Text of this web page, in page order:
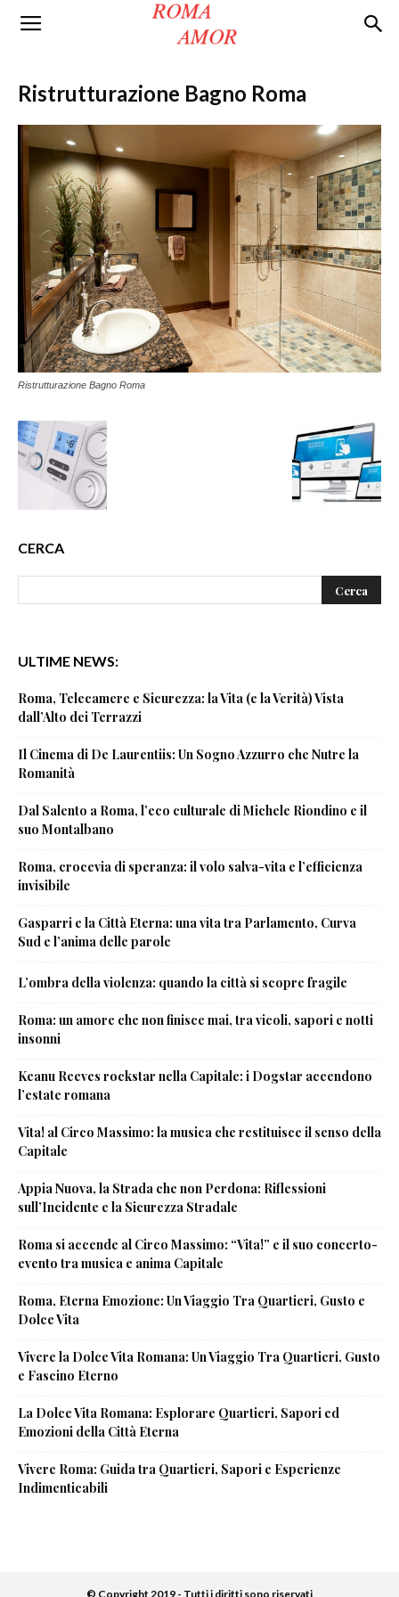
Roma
AmorRistrutturazione Bagno Roma
Ristrutturazione Bagno Roma
CERCA
ULTIME NEWS:
Roma, Telecamere e Sicurezza: la Vita (e la Verità) Vista
dall’Alto dei Terrazzi
Il Cinema di De Laurentiis: Un Sogno Azzurro che Nutre la
Romanità
Dal Salento a Roma, l’eco culturale di Michele Riondino e il
suo Montalbano
Roma, crocevia di speranza: il volo salva-vita e l’efficienza
invisibile
Gasparri e la Città Eterna: una vita tra Parlamento, Curva
Sud e l’anima delle parole
L’ombra della violenza: quando la città si scopre fragile
Roma: un amore che non finisce mai, tra vicoli, sapori e notti
insonni
Keanu Reeves rockstar nella Capitale: i Dogstar accendono
l’estate romana
Vita! al Circo Massimo: la musica che restituisce il senso della
Capitale
Appia Nuova, la Strada che non Perdona: Riflessioni
sull’Incidente e la Sicurezza Stradale
Roma si accende al Circo Massimo: “Vita!” e il suo concerto-
evento tra musica e anima Capitale
Roma, Eterna Emozione: Un Viaggio Tra Quartieri, Gusto e
Dolce Vita
Vivere la Dolce Vita Romana: Un Viaggio Tra Quartieri, Gusto
e Fascino Eterno
La Dolce Vita Romana: Esplorare Quartieri, Sapori ed
Emozioni della Città Eterna
Vivere Roma: Guida tra Quartieri, Sapori e Esperienze
Indimenticabili
© Copyright 2019 - Tutti i diritti sono riservati